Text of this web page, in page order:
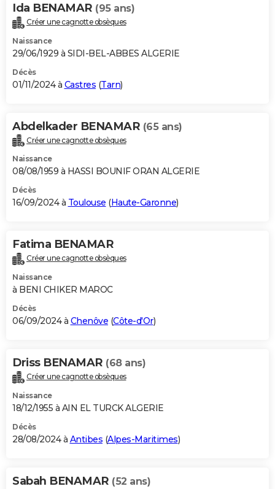
Ida BENAMAR (95 ans)
Créer une cagnotte obsèques
Naissance
29/06/1929 à SIDI-BEL-ABBES ALGERIE
Décès
01/11/2024 à Castres (Tarn)
Abdelkader BENAMAR (65 ans)
Créer une cagnotte obsèques
Naissance
08/08/1959 à HASSI BOUNIF ORAN ALGERIE
Décès
16/09/2024 à Toulouse (Haute-Garonne)
Fatima BENAMAR
Créer une cagnotte obsèques
Naissance
à BENI CHIKER MAROC
Décès
06/09/2024 à Chenôve (Côte-d'Or)
Driss BENAMAR (68 ans)
Créer une cagnotte obsèques
Naissance
18/12/1955 à AIN EL TURCK ALGERIE
Décès
28/08/2024 à Antibes (Alpes-Maritimes)
Sabah BENAMAR (52 ans)